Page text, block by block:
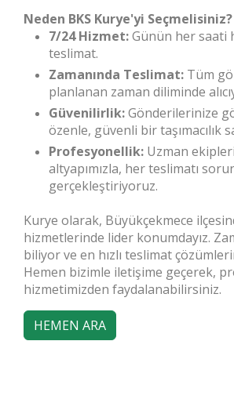
Neden BKS Kurye'yi Seçmelisiniz?
7/24 Hizmet:Günün her saati
teslimat.
Zamanında Teslimat: Tüm
planlanan zaman diliminde
Güvenilirlik:Gönderilerinize
özenle, güvenli bir taşımacılık
Profesyonellik: Uzman
altyapımızla, her teslimatı
gerçekleştiriyoruz.
Kurye olarak, Büyükçekmece
hizmetlerinde lider konumdayız.
biliyor ve en hızlı teslimat
Hemen bizimle iletişime geçerek,
hizmetimizden faydalanabilirsiniz.
HEMEN ARA